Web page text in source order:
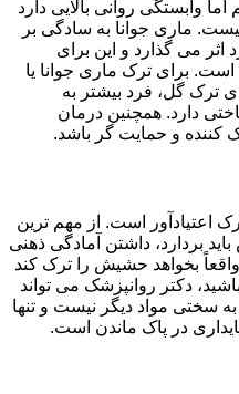
وابستگی روانی بالایی دارد
ماری جوانا به سادگی بر
می گذارد و این برای
است. برای ترک ماری جوانا یا
ترک گل، فرد بیشتر به
دارد. همچنین درمان
کننده و حمایت گر باشد.
اعتیادآور است. از مهم ترین
بردارد، داشتن آمادگی ذهنی
بخواهد حشیش را ترک کند
دکتر روانپزشک می تواند
سختی مواد دیگر نیست و تنها
در پاک ماندن است.